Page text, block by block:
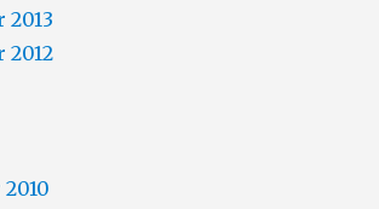
2013
2012